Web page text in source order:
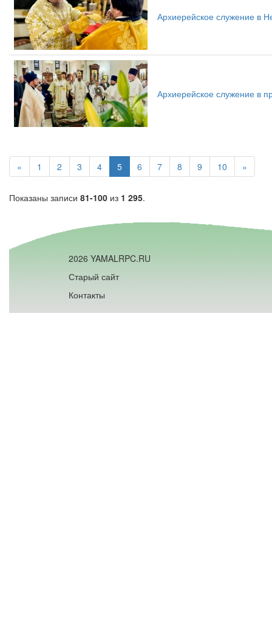
Архиерейское служение в
Архиерейское служение в
« 1 2 3 4 5 6 7 8 9 10 »
Показаны записи 81-100 из 1 295.
2026 YAMALRPC.RU
Старый сайт
Контакты